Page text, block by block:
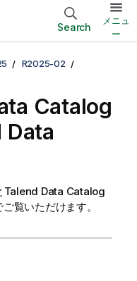
Search
メニュ
ー
R2025-02
Catalog
Data
Talend Data Catalog
ご覧いただけます。